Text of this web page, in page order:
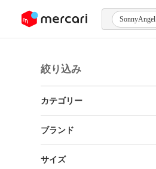
ツにスキップ SonnyAngel
絞り込み
カテゴリー
ブランド
サイズ